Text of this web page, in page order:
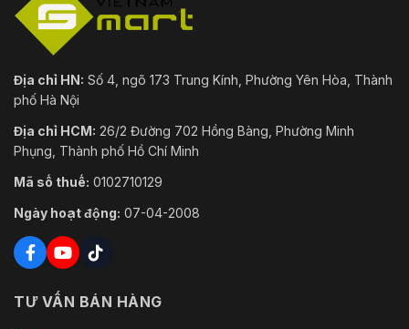
Giao thức
UPnP, SMTP, IPv4, UDP, SSL/TLS,
PPPoE, SNMP, WebSocket
Người dùng / Máy
chủ
dùng. 3 cấp độ người dùng: quản
trị viên, điều hành viên và khách
Lưu trữ mạng
Trình duyệt web
Phần mềm quản lý
Địa chỉ HN: Số 4, ngõ 173 Trung Kính, Phường Yên Hòa, Thành
phố Hà Nội
Địa chỉ HCM: 26/2 Đường 702 Hồng Bàng, Phường Minh
Phụng, Thành phố Hồ Chí Minh
Mã số thuế: 0102710129
Ngày hoạt động: 07-04-2008
TƯ VẤN BÁN HÀNG